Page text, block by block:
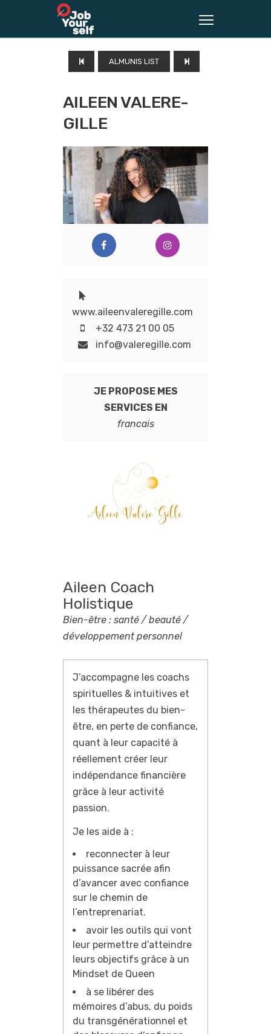
ALMUNIS LIST
AILEEN VALERE-
GILLE
www.aileenvaleregille.com
+32 473 21 00 05
info@valeregille.com
JE PROPOSE MES
SERVICES EN
francais
Aileen Coach
Holistique
Bien-être : santé / beauté /
développement personnel
J’accompagne les coachs
spirituelles & intuitives et
les thérapeutes du bien-
être, en perte de confiance,
quant à leur capacité à
réellement créer leur
indépendance financière
grâce à leur activité
passion.
Je les aide à :
reconnecter à leur
puissance sacrée afin
d’avancer avec confiance
sur le chemin de
l’entreprenariat.
avoir les outils qui vont
leur permettre d’atteindre
leurs objectifs grâce à un
Mindset de Queen
à se libérer des
mémoires d’abus, du poids
du transgénérationnel et